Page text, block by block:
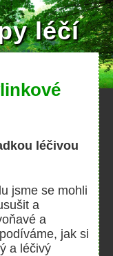
léčí
léčivou
jsme se mohli
a
a
jak si
a léčivý